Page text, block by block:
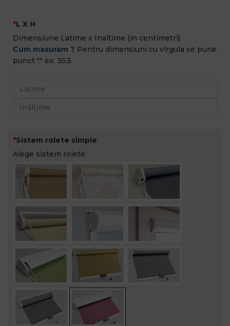
L X H
Dimensiune Latime x Inaltime (in centimetri)
Cum masuram ? Pentru dimensiuni cu virgula se pune
punct "." ex: 35.5
Sistem rolete simple
Alege sistem rolete.